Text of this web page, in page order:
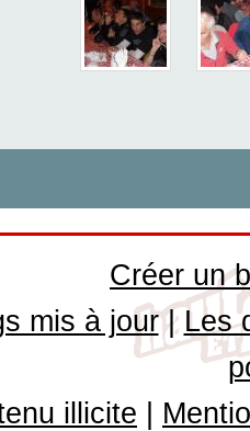
Créer un
mis à jour| Les
illicite